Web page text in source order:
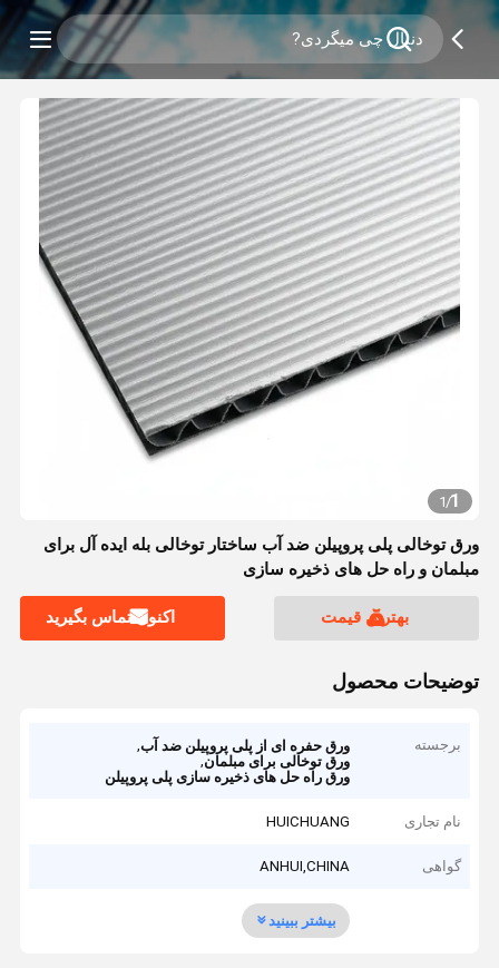
1
/
1
ورق توخالی پلی پروپیلن ضد آب ساختار توخالی بله ایده آل برای
مبلمان و راه حل های ذخیره سازی
بهترین قیمت اکنون تماس بگیرید
توضیحات محصول
برجسته ورق حفره ای از پلی پروپیلن ضد آب,
ورق توخالی برای مبلمان,
ورق راه حل های ذخیره سازی پلی پروپیلن
نام تجاری HUICHUANG
گواهی ANHUI,CHINA
بیشتر ببینید